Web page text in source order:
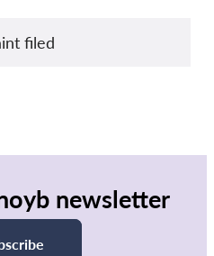
filed
newsletter